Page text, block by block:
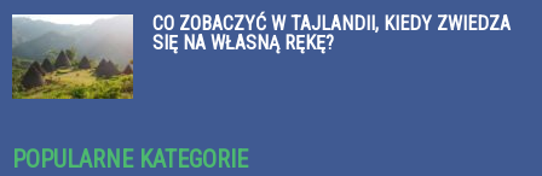
CO ZOBACZYĆ W TAJLANDII, KIEDY ZWIEDZA
SIĘ NA WŁASNĄ RĘKĘ?
POPULARNE KATEGORIE